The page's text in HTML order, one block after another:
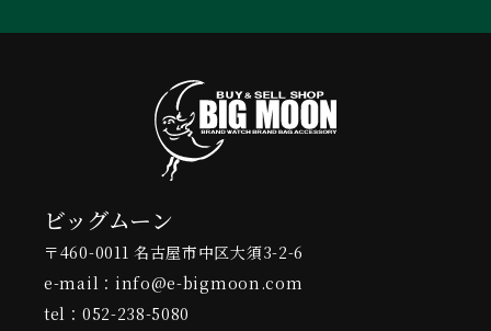
ビッグムーン
〒460-0011 名古屋市中区大須3-2-6
e-mail：info@e-bigmoon.com
tel：052-238-5080